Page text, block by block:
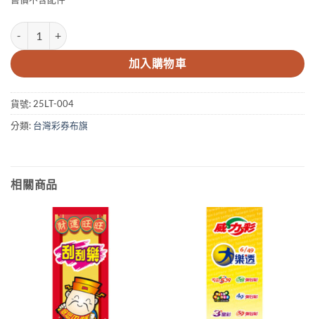
2×5尺 祝您中獎布旗 數量
加入購物車
貨號: 25LT-004
分類: 台灣彩券布旗
相關商品